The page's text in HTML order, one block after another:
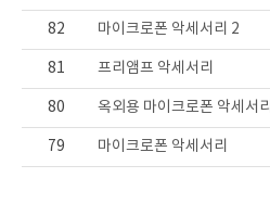
82 마이크로폰 악세서리 2
81 프리앰프 악세서리
80 옥외용 마이크로폰 악세서리
79 마이크로폰 악세서리